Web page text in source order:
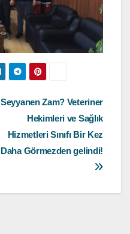
Seyyanen Zam? Veteriner
Hekimleri ve Sağlık
Hizmetleri Sınıfı Bir Kez
Daha Görmezden gelindi!